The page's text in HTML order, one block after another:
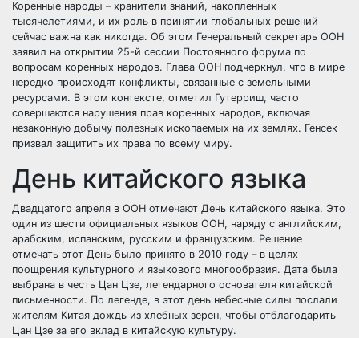
Коренные народы – хранители знаний, накопленных
тысячелетиями, и их роль в принятии глобальных решений
сейчас важна как никогда. Об этом Генеральный секретарь ООН
заявил на открытии 25-й сессии Постоянного форума по
вопросам коренных народов. Глава ООН подчеркнул, что в мире
нередко происходят конфликты, связанные с земельными
ресурсами. В этом контексте, отметил Гутерриш, часто
совершаются нарушения прав коренных народов, включая
незаконную добычу полезных ископаемых на их землях. Генсек
призвал защитить их права по всему миру.
День китайского языка
Двадцатого апреля в ООН отмечают День китайского языка. Это
один из шести официальных языков ООН, наряду с английским,
арабским, испанским, русским и французским. Решение
отмечать этот День было принято в 2010 году – в целях
поощрения культурного и языкового многообразия. Дата была
выбрана в честь Цан Цзе, легендарного основателя китайской
письменности. По легенде, в этот день небесные силы послали
жителям Китая дождь из хлебных зерен, чтобы отблагодарить
Цан Цзе за его вклад в китайскую культуру.